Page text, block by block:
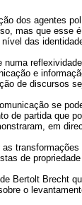
dos agentes
mas que
das
e
de discursos
se
de partida que
em
de
Bertolt Brecht
o